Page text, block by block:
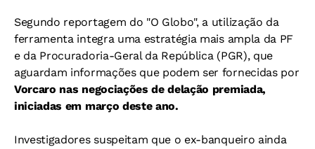
Segundo reportagem do "O Globo", a utilização da
ferramenta integra uma estratégia mais ampla da PF
e da Procuradoria-Geral da República (PGR), que
aguardam informações que podem ser fornecidas por
Vorcaro nas negociações de delação premiada,
iniciadas em março deste ano.
Investigadores suspeitam que o ex-banqueiro ainda